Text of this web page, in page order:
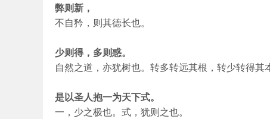
弊则新，
不自矜，则其德长也。
少则得，多则惑。
自然之道，亦犹树也。转多转远其根，转少转得其
是以圣人抱一为天下式。
一，少之极也。式，犹则之也。